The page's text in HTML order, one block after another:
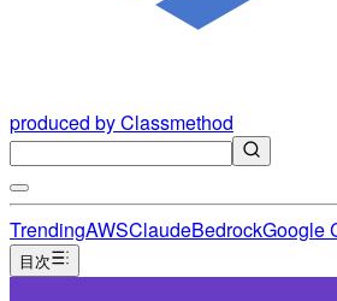
produced by Classmethod
TrendingAWSClaudeBedrockGoogle
目次